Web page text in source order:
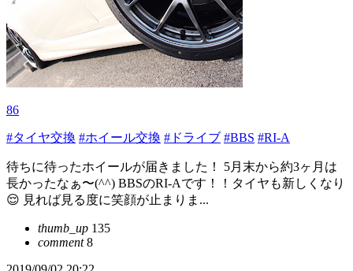
86
#タイヤ交換 #ホイール交換 #ドライブ #BBS #RI-A
待ちに待ったホイールが届きました！ 5月末から約3ヶ月は
長かったなぁ〜(^^) BBSのRI-Aです！！タイヤも新しくなり
😌 見れば見る度に笑顔が止まりま...
thumb_up 135
comment8